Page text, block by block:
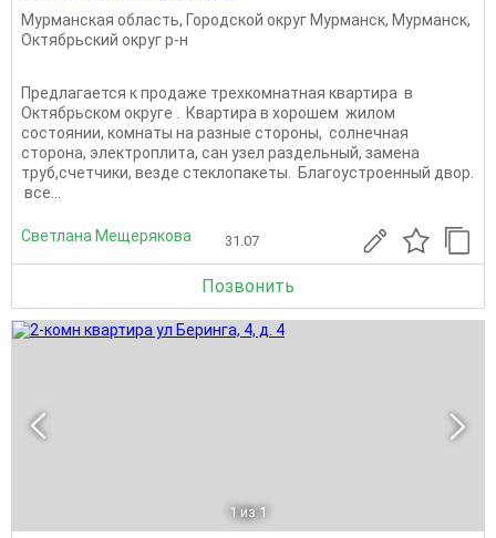
Мурманская область, Городской округ Мурманск, Мурманск,
Октябрьский округ р-н
Предлагается к продаже трехкомнатная квартира в
Октябрьском округе . Квартира в хорошем жилом
состоянии, комнаты на разные стороны, солнечная
сторона, электроплита, сан узел раздельный, замена
труб,счетчики, везде стеклопакеты. Благоустроенный двор.
все...
Светлана Мещерякова 31.07
Позвонить
1 из 1